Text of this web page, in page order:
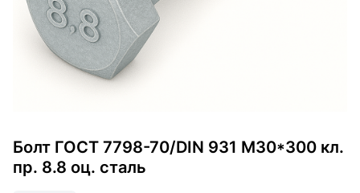
Болт ГОСТ 7798-70/DIN 931 М30*300 кл.
пр. 8.8 оц. сталь